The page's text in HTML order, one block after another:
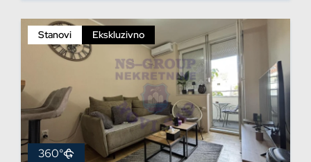
Stanovi Ekskluzivno
360°